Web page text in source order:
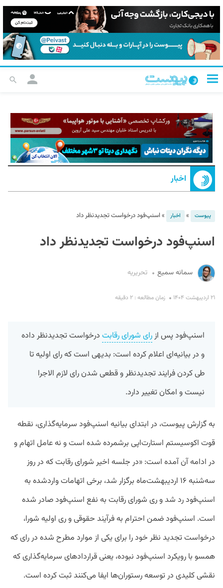
اخبار
پیوست » اخبار » اسنپ‌فود درخواست تجدیدنظر داد
اسنپ‌فود درخواست تجدیدنظر داد
سمانه سمیع تحریریه
۲۱ اردیبهشت ۱۴۰۴ زمان مطالعه : ۲ دقیقه
اسنپ‌فود پس ازرای شورای رقابت درخواست تجدیدنظر داده
و در بیانیه‌ای اعلام کرده است: بدیهی است که رای اولیه تا
طی کردن فرایند تجدیدنظر و قطعی شدن رای لازم الاجرا
نیست و‌ امکان تغییر دارد.
به گزارش پیوست، در ابتدای بیانیه‌ اسنپ‌فود سرمایه‌گذاری، نقطه
قوت اکوسیستم استارت‌اپی برشمرده شده است و نه عامل اتهام و
در ادامه آن آمده است: «در جلسه اخیر شورای رقابت که در روز
سه‌شنبه ۱۶ اردیبهشت‌ماه برگزار شد، برخی اتهامات واردشده به
اسنپ‌‌فود رد شد و ری شورای رقابت به نفع اسنپ‌فود صادر شده
است. اسنپ‌فود ضمن احترام به فرآیند حقوقی و ری اولیه شورا،
درخواست تجدید نظر خود را برای یکی از موارد مطرح شده در رای که
همسو با رویکرد اسنپ‌فود نبوده، یعنی قراردادهای سرمایه‌گذاری که
نقشی کلیدی در توسعه رستوران‌ها ایفا می‌کنند ثبت کرده است.